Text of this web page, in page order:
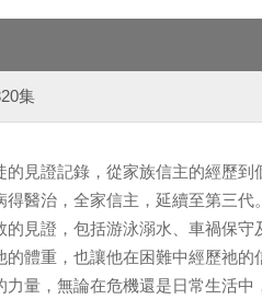
集
見證記錄，從家族信主的經歷到
醫治，全家信主，延續至第三代
見證，包括游泳溺水、車禍保守
體重，也讓他在困難中經歷祂的
量，無論在危機還是日常生活中